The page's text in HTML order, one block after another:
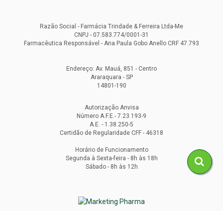
Razão Social - Farmácia Trindade & Ferreira Ltda-Me
CNPJ - 07.583.774/0001-31
Farmacêutica Responsável - Ana Paula Gobo Anello CRF 47.793
Endereço: Av. Mauá, 851 - Centro
Araraquara - SP
14801-190
Autorização Anvisa
Número A.F.E.- 7.23.193-9
A.E. - 1.38.250-5
Certidão de Regularidade CFF - 46318
Horário de Funcionamento
Segunda à Sexta-feira - 8h às 18h
Sábado - 8h às 12h